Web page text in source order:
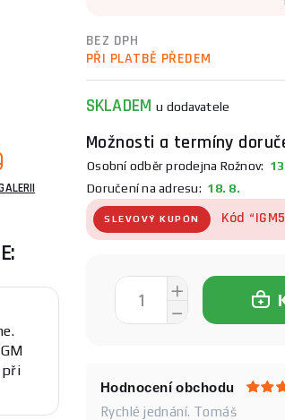
při
BEZ DPH
PŘI PLATBĚ PŘEDEM
SKLADEMu dodavatele
Možnosti a termíny
Osobní odběr prodejna Rožnov:
Doručení na adresu: 18. 8.
SLEVOVÝ KUPÓN Kód
Hodnocení obchodu
Rychlé jednání. Tomáš